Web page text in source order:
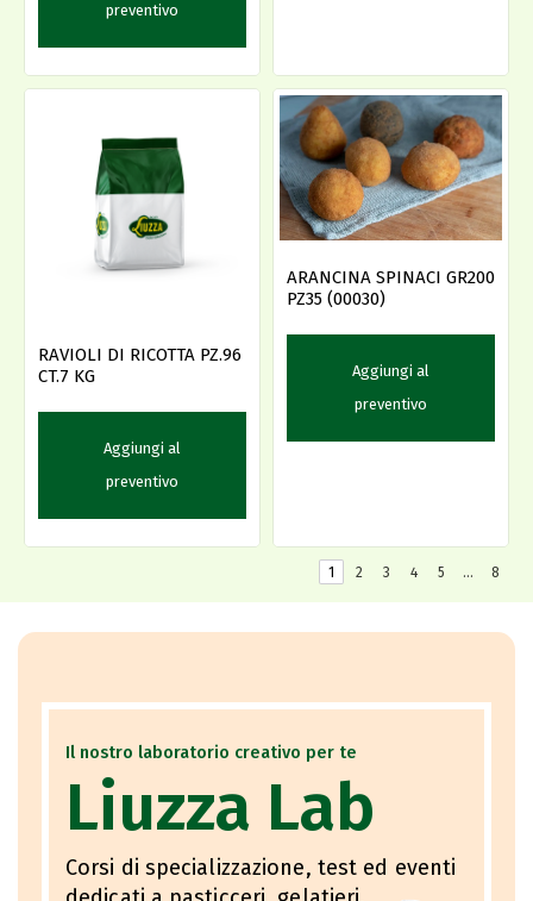
preventivo
RAVIOLI DI RICOTTA PZ.96
CT.7 KG
Aggiungi al
preventivo
ARANCINA SPINACI GR200
PZ35 (00030)
Aggiungi al
preventivo
1 2 3 4 5 … 8
Il nostro laboratorio creativo per te
Liuzza Lab
Corsi di specializzazione, test ed eventi